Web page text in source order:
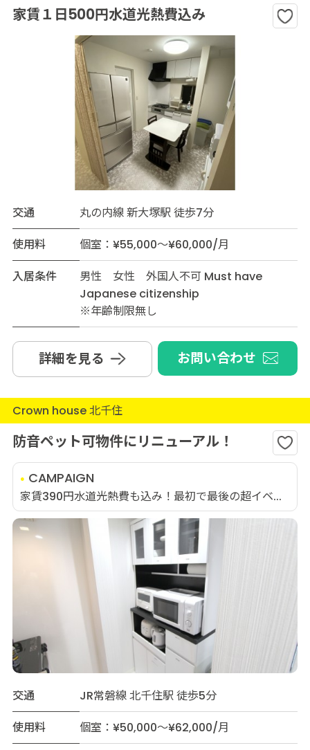
家賃１日500円水道光熱費込み
交通
丸の内線 新大塚駅 徒歩7分
使用料
個室：¥55,000～¥60,000/月
入居条件
男性 女性 外国人不可 Must have
Japanese citizenship
※年齢制限無し
詳細を見る お問い合わせ
Crown house 北千住
防音ペット可物件にリニューアル！
CAMPAIGN
家賃390円水道光熱費も込み！最初で最後の超イベ...
交通
JR常磐線 北千住駅 徒歩5分
使用料
個室：¥50,000～¥62,000/月